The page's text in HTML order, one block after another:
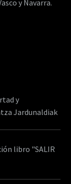
y Navarra.
y
Jardunaldiak
libro "SALIR